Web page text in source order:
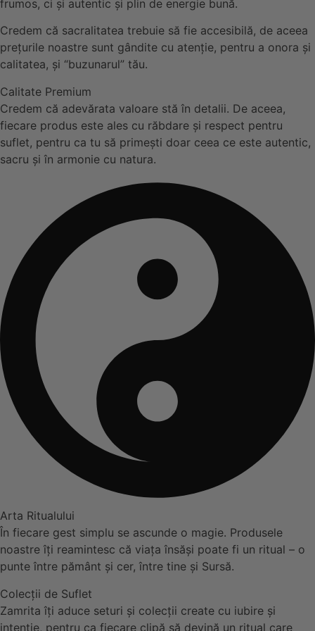
frumos, ci și autentic și plin de energie bună.
Credem că sacralitatea trebuie să fie accesibilă, de aceea
prețurile noastre sunt gândite cu atenție, pentru a onora și
calitatea, și “buzunarul” tău.
Calitate Premium
Credem că adevărata valoare stă în detalii. De aceea,
fiecare produs este ales cu răbdare și respect pentru
suflet, pentru ca tu să primești doar ceea ce este autentic,
sacru și în armonie cu natura.
Arta Ritualului
În fiecare gest simplu se ascunde o magie. Produsele
noastre îți reamintesc că viața însăși poate fi un ritual – o
punte între pământ și cer, între tine și Sursă.
Colecții de Suflet
Zamrita îți aduce seturi și colecții create cu iubire și
intenție, pentru ca fiecare clipă să devină un ritual care